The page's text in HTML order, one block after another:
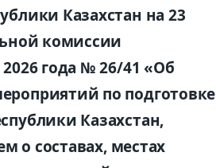
Казахстан на 23
комиссии
года № 26/41 «Об
по подготовке
Казахстан,
о составах, местах